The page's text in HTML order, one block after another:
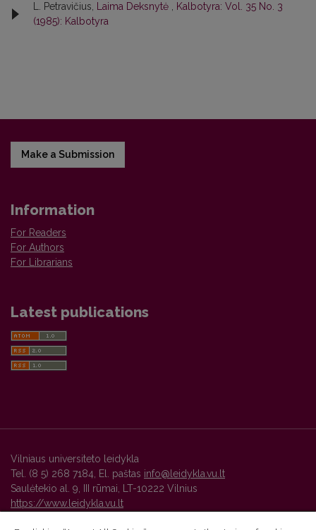
L. Petravičius, Laima Deksnytė
Kalbotyra: Vol. 35 No. 3
(1985): Kalbotyra
Make a Submission
Information
For Readers
For Authors
For Librarians
Latest publications
Vilniaus universiteto leidykla
Tel. (8 5) 268 7184, El. paštas info@leidykla.vu.lt
Saulėtekio al. 9, III rūmai, LT-10222 Vilnius
https://www.leidykla.vu.lt